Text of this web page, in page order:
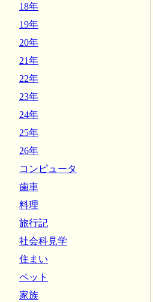
18年
19年
20年
21年
22年
23年
24年
25年
26年
コンピュータ
歯車
料理
旅行記
社会科見学
住まい
ペット
家族